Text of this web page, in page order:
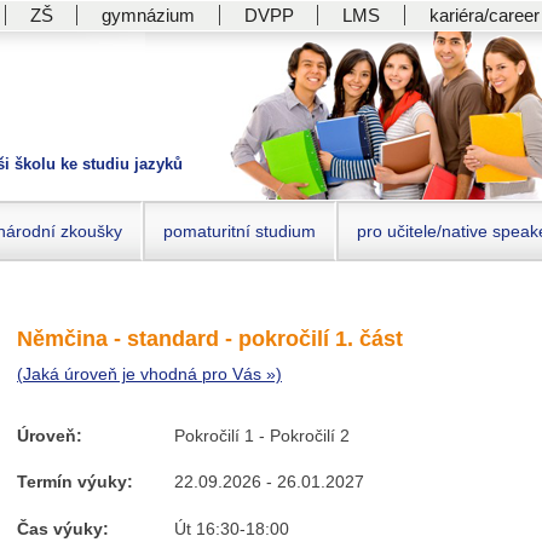
ZŠ gymnázium DVPP LMS kariéra/career
školu ke studiu jazyků
zkoušky pomaturitní studium pro učitele/native
Němčina - standard - pokročilí 1. část
(Jaká úroveň je vhodná pro Vás »)
Úroveň: Pokročilí 1 - Pokročilí 2
Termín výuky: 22.09.2026 - 26.01.2027
Čas výuky: Út 16:30-18:00